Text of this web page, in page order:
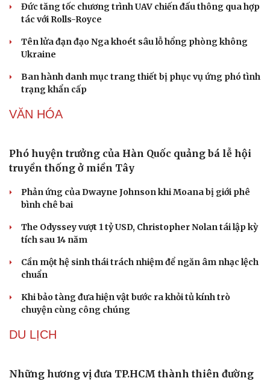
Làm đẹp - giảm cân
Phòng mạch online
Đức tăng tốc chương trình UAV chiến đấu thông qua hợp
tác với Rolls-Royce
Tên lửa đạn đạo Nga khoét sâu lỗ hổng phòng không
Ukraine
Ban hành danh mục trang thiết bị phục vụ ứng phó tình
trạng khẩn cấp
VĂN HÓA
Phó huyện trưởng của Hàn Quốc quảng bá lễ hội
truyền thống ở miền Tây
Phản ứng của Dwayne Johnson khi Moana bị giới phê
bình chê bai
The Odyssey vượt 1 tỷ USD, Christopher Nolan tái lập kỳ
tích sau 14 năm
Cần một hệ sinh thái trách nhiệm để ngăn âm nhạc lệch
chuẩn
Khi bảo tàng đưa hiện vật bước ra khỏi tủ kính trò
chuyện cùng công chúng
DU LỊCH
Những hương vị đưa TP.HCM thành thiên đường